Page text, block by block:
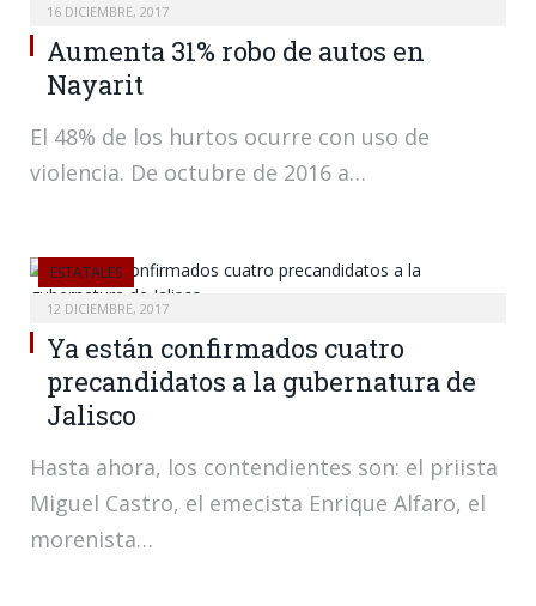
16 DICIEMBRE, 2017
Aumenta 31% robo de autos en
Nayarit
El 48% de los hurtos ocurre con uso de
violencia. De octubre de 2016 a…
ESTATALES
12 DICIEMBRE, 2017
Ya están confirmados cuatro
precandidatos a la gubernatura de
Jalisco
Hasta ahora, los contendientes son: el priista
Miguel Castro, el emecista Enrique Alfaro, el
morenista…